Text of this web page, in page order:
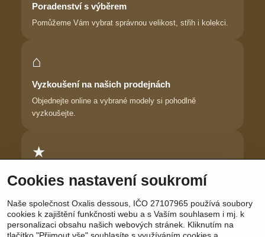
Poradenství s výběrem
Pomůžeme Vám vybrat správnou velikost, střih i kolekci.
⌂
Vyzkoušení na našich prodejnách
Objednejte online a vybrané modely si pohodlně
vyzkoušejte.
★
Důvěra zákaznic
cítí krásně.
Cookies nastavení soukromí
Naše společnost Oxalis dessous, IČO 27107965 používá soubory
cookies k zajištění funkčnosti webu a s Vaším souhlasem i mj. k
personalizaci obsahu našich webových stránek. Kliknutím na